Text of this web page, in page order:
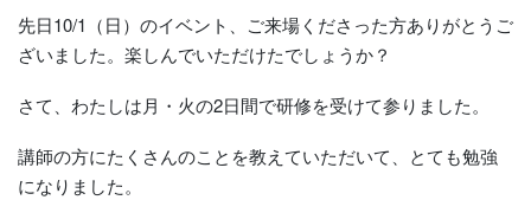
先日10/1（日）のイベント、ご来場くださった方ありがとうご
ざいました。楽しんでいただけたでしょうか？
さて、わたしは月・火の2日間で研修を受けて参りました。
講師の方にたくさんのことを教えていただいて、とても勉強
になりました。